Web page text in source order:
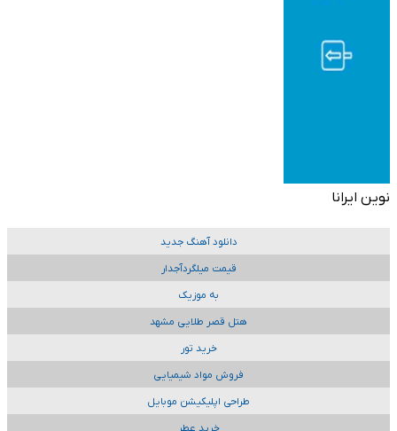
نوین ایرانا
دانلود آهنگ جدید
قیمت میلگردآجدار
به موزیک
هتل قصر طلایی مشهد
خرید تور
فروش مواد شیمیایی
طراحی اپلیکیشن موبایل